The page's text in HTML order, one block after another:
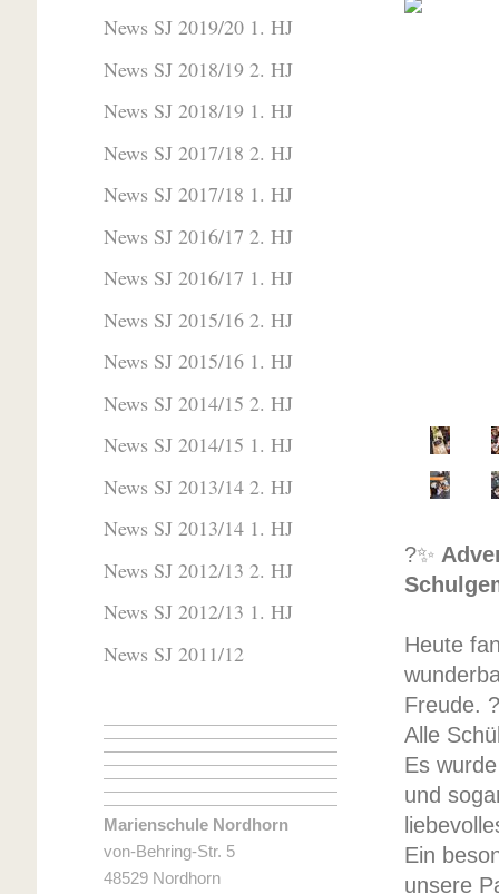
?✨
Heute
Freude.
Alle
Es
und
Ein
unsere
News SJ 2019/20 1. HJ
News SJ 2018/19 2. HJ
News SJ 2018/19 1. HJ
News SJ 2017/18 2. HJ
News SJ 2017/18 1. HJ
News SJ 2016/17 2. HJ
News SJ 2016/17 1. HJ
News SJ 2015/16 2. HJ
News SJ 2015/16 1. HJ
News SJ 2014/15 2. HJ
News SJ 2014/15 1. HJ
News SJ 2013/14 2. HJ
News SJ 2013/14 1. HJ
News SJ 2012/13 2. HJ
News SJ 2012/13 1. HJ
News SJ 2011/12
Marienschule Nordhorn
von-Behring-Str. 5
48529 Nordhorn